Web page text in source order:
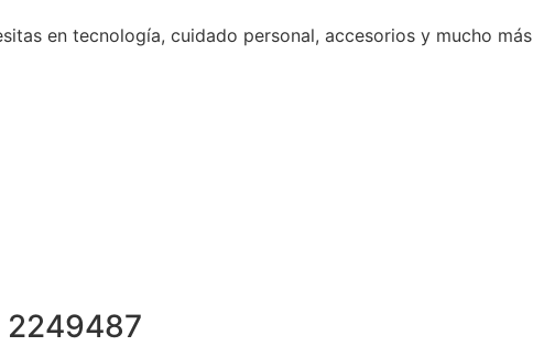
en tecnología, cuidado personal, accesorios y mucho más
2249487